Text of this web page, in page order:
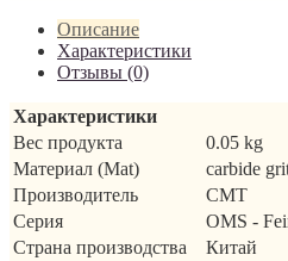
Описание
Характеристики
Отзывы (0)
Характеристики
Вес продукта
0.05 kg
Материал (Mat)
carbide
Производитель
CMT
Серия
OMS -
Страна производства
Китай